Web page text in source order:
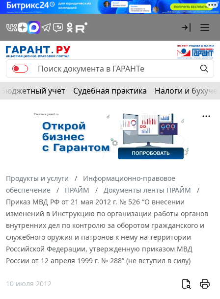
Бюджетный учет Судебная практика Налоги и
Продукты и услуги
Информационно-правовое
обеспечение
ПРАЙМ
Документы ленты ПРАЙМ
Приказ МВД РФ от 21 мая 2012 г. № 526 “О внесении
изменений в Инструкцию по организации работы органов
внутренних дел по контролю за оборотом гражданского и
служебного оружия и патронов к нему на территории
Российской Федерации, утвержденную приказом МВД
России от 12 апреля 1999 г. № 288” (не вступил в силу)
10 июля 2012